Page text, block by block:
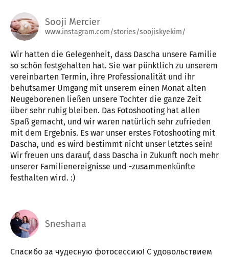
Sooji Mercier
www.instagram.com/stories/soojiskyekim/
Wir hatten die Gelegenheit, dass Dascha unsere Familie
so schön festgehalten hat. Sie war pünktlich zu unserem
vereinbarten Termin, ihre Professionalität und ihr
behutsamer Umgang mit unserem einen Monat alten
Neugeborenen ließen unsere Tochter die ganze Zeit
über sehr ruhig bleiben. Das Fotoshooting hat allen
Spaß gemacht, und wir waren natürlich sehr zufrieden
mit dem Ergebnis. Es war unser erstes Fotoshooting mit
Dascha, und es wird bestimmt nicht unser letztes sein!
Wir freuen uns darauf, dass Dascha in Zukunft noch mehr
unserer Familienereignisse und -zusammenkünfte
festhalten wird. :)
Sneshana
Спасибо за чудесную фотосессию! С удовольствием